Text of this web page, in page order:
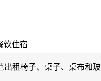
饮住宿
出租椅子、桌子、桌布和